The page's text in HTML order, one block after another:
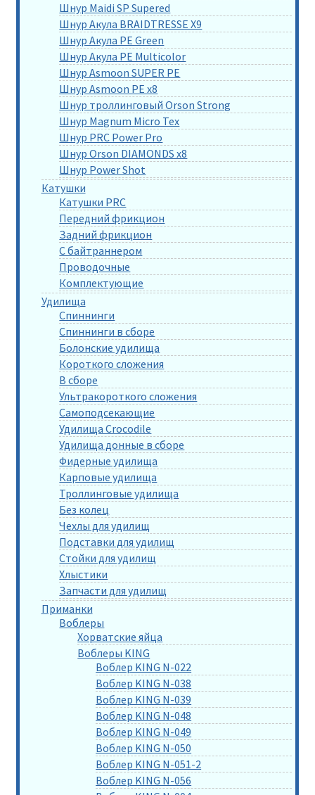
Шнур Maidi SP Supered
Шнур Акула BRAIDTRESSE X9
Шнур Акула PE Green
Шнур Акула PE Multicolor
Шнур Asmoon SUPER PE
Шнур Asmoon PE x8
Шнур троллинговый Orson Strong
Шнур Magnum Micro Tex
Шнур PRC Power Pro
Шнур Orson DIAMONDS x8
Шнур Power Shot
Катушки
Катушки PRC
Передний фрикцион
Задний фрикцион
С байтраннером
Проводочные
Комплектующие
Удилища
Спиннинги
Спиннинги в сборе
Болонские удилища
Короткого сложения
В сборе
Ультракороткого сложения
Самоподсекающие
Удилища Crocodile
Удилища донные в сборе
Фидерные удилища
Карповые удилища
Троллинговые удилища
Без колец
Чехлы для удилищ
Подставки для удилищ
Стойки для удилищ
Хлыстики
Запчасти для удилищ
Приманки
Воблеры
Хорватские яйца
Воблеры KING
Воблер KING N-022
Воблер KING N-038
Воблер KING N-039
Воблер KING N-048
Воблер KING N-049
Воблер KING N-050
Воблер KING N-051-2
Воблер KING N-056